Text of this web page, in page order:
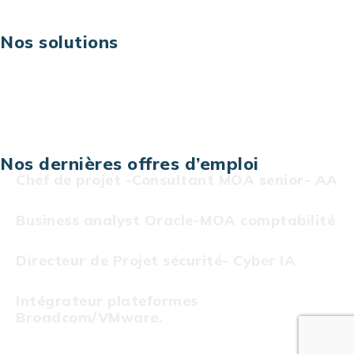
Nos solutions
Nos dernières offres d’emploi
Chef de projet -Consultant MOA senior- AA